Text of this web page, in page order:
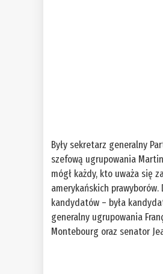
Były sekretarz generalny
szefową ugrupowania
mógł każdy, kto uważa się
amerykańskich
kandydatów – była
generalny ugrupowania
Montebourg oraz senator